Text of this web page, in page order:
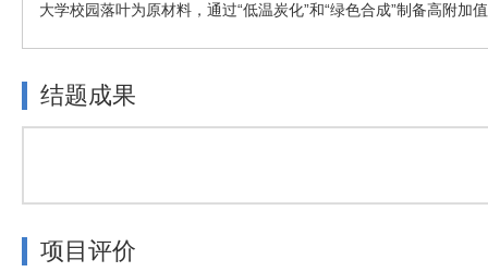
大学校园落叶为原材料，通过“低温炭化”和“绿色合成”制备高附加
结题成果
项目评价